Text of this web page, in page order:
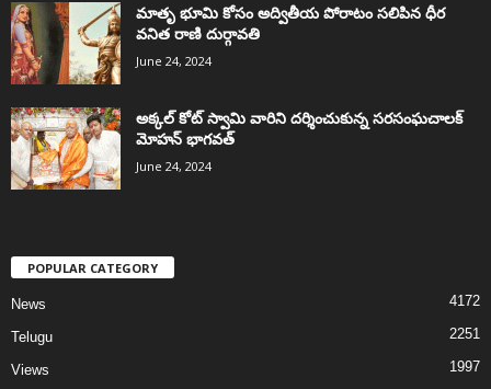
మాతృ భూమి కోసం అద్వితీయ పోరాటం సలిపిన ధీర
వనిత రాణి దుర్గావతి
June 24, 2024
అక్కల్‌ కోట్‌ స్వామి వారిని దర్శించుకున్న సరసంఘచాలక్
మోహన్ భాగవత్
June 24, 2024
POPULAR CATEGORY
News 4172
Telugu 2251
Views 1997